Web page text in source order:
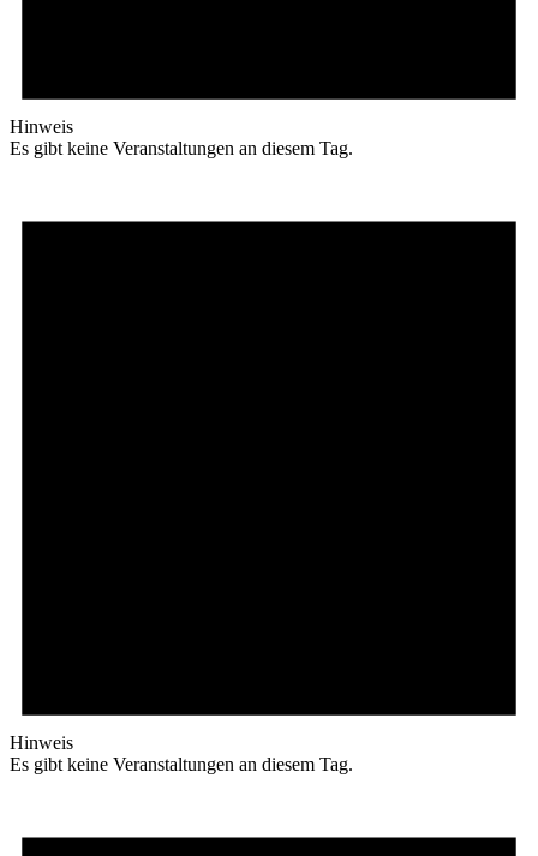
Hinweis
Es gibt keine Veranstaltungen an diesem Tag.
Hinweis
Es gibt keine Veranstaltungen an diesem Tag.